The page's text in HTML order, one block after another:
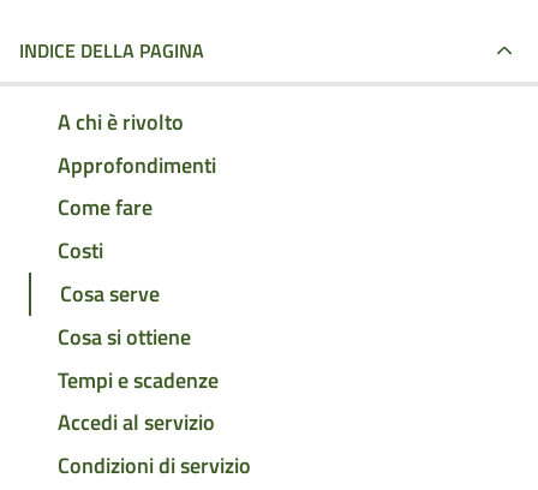
INDICE DELLA PAGINA
A chi è rivolto
Approfondimenti
Come fare
Costi
Cosa serve
Cosa si ottiene
Tempi e scadenze
Accedi al servizio
Condizioni di servizio